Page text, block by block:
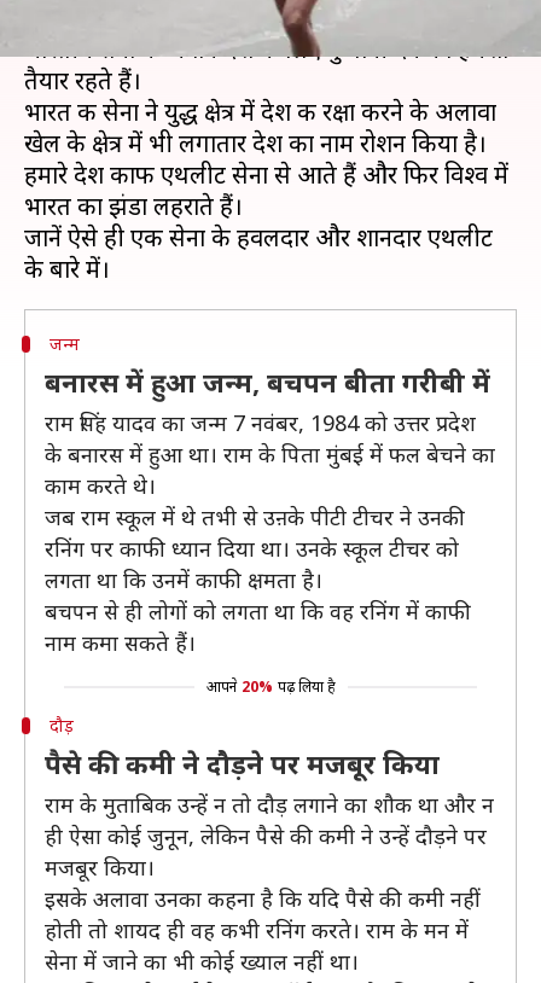
भारतीय सेना की वीर गाथाएं पूरे विश्व में प्रचलित हैं।
भारतीय सेना के जवान देश के लिए कुर्बानी देने को हमेशा
तैयार रहते हैं।
भारत की सेना ने युद्ध क्षेत्र में देश की रक्षा करने के अलावा
खेल के क्षेत्र में भी लगातार देश का नाम रोशन किया है।
हमारे देश काफी एथलीट सेना से आते हैं और फिर विश्व में
भारत का झंडा लहराते हैं।
जानें ऐसे ही एक सेना के हवलदार और शानदार एथलीट
जन्म
बनारस में हुआ जन्म, बचपन बीता गरीबी में
राम सिंह यादव का जन्म 7 नवंबर, 1984 को उत्तर प्रदेश
के बनारस में हुआ था। राम के पिता मुंबई में फल बेचने का
काम करते थे।
जब राम स्कूल में थे तभी से उऩके पीटी टीचर ने उनकी
रनिंग पर काफी ध्यान दिया था। उनके स्कूल टीचर को
लगता था कि उनमें काफी क्षमता है।
बचपन से ही लोगों को लगता था कि वह रनिंग में काफी
नाम कमा सकते हैं।
आपने 20% पढ़ लिया है
दौड़
पैसे की कमी ने दौड़ने पर मजबूर किया
राम के मुताबिक उन्हें न तो दौड़ लगाने का शौक था और न
ही ऐसा कोई जुनून, लेकिन पैसे की कमी ने उन्हें दौड़ने पर
मजबूर किया।
इसके अलावा उनका कहना है कि यदि पैसे की कमी नहीं
होती तो शायद ही वह कभी रनिंग करते। राम के मन में
सेना में जाने का भी कोई ख्याल नहीं था।